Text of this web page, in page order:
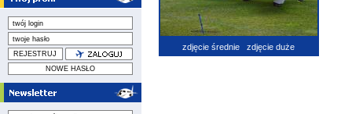
zdjęcie średnie zdjęcie duże